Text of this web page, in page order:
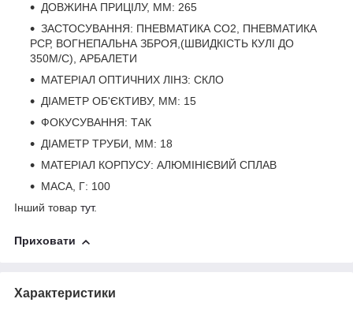
ДОВЖИНА ПРИЦІЛУ, ММ: 265
ЗАСТОСУВАННЯ: ПНЕВМАТИКА CO2, ПНЕВМАТИКА
РСР, ВОГНЕПАЛЬНА ЗБРОЯ,(ШВИДКІСТЬ КУЛІ ДО
350М/С), АРБАЛЕТИ
МАТЕРІАЛ ОПТИЧНИХ ЛІНЗ: СКЛО
ДІАМЕТР ОБ'ЄКТИВУ, ММ: 15
ФОКУСУВАННЯ: ТАК
ДІАМЕТР ТРУБИ, ММ: 18
МАТЕРІАЛ КОРПУСУ: АЛЮМІНІЄВИЙ СПЛАВ
МАСА, Г: 100
Інший товар тут.
Приховати
Характеристики